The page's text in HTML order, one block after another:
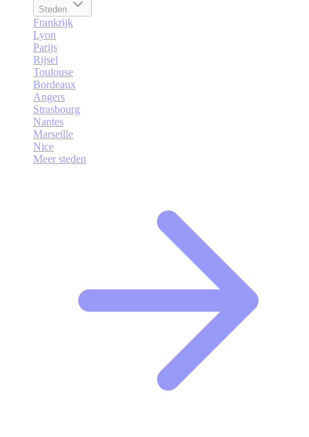
Steden
Frankrijk
Lyon
Parijs
Rijsel
Toulouse
Bordeaux
Angers
Strasbourg
Nantes
Marseille
Nice
Meer steden